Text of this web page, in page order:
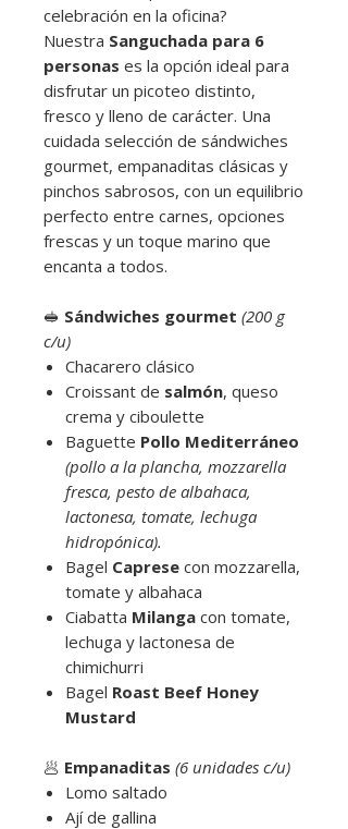
celebración en la oficina?
Nuestra Sanguchada para 6
personas es la opción ideal para
disfrutar un picoteo distinto,
fresco y lleno de carácter. Una
cuidada selección de sándwiches
gourmet, empanaditas clásicas y
pinchos sabrosos, con un equilibrio
perfecto entre carnes, opciones
frescas y un toque marino que
encanta a todos.
🥪 Sándwiches gourmet (200 g
c/u)
Chacarero clásico
Croissant de salmón, queso
crema y ciboulette
Baguette Pollo Mediterráneo
(pollo a la plancha, mozzarella
fresca, pesto de albahaca,
lactonesa, tomate, lechuga
hidropónica).
Bagel Caprese con mozzarella,
tomate y albahaca
Ciabatta Milanga con tomate,
lechuga y lactonesa de
chimichurri
Bagel Roast Beef Honey
Mustard
🥟 Empanaditas (6 unidades c/u)
Lomo saltado
Ají de gallina